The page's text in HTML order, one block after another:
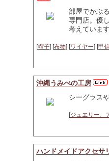
部屋でかぶ
専門店。優
考えていま
[帽子] [布物] [ワイヤー] [甲
沖縄うみべの工房
シーグラス
[ジュエリー、
ハンドメイドアクセ